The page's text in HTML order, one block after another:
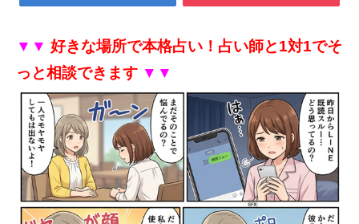
▼▼ 好きな場所で本格占い！占い師と1対1でそ
っと相談できます ▼▼